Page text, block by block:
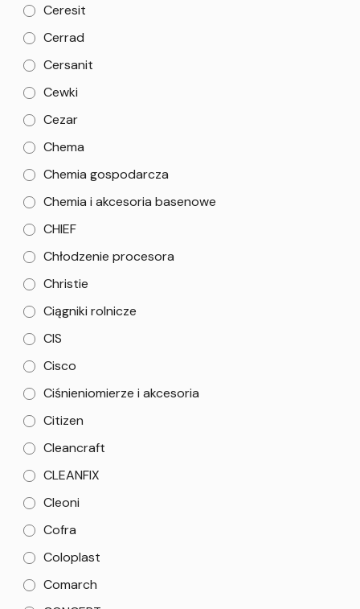
Ceresit
Cerrad
Cersanit
Cewki
Cezar
Chema
Chemia gospodarcza
Chemia i akcesoria basenowe
CHIEF
Chłodzenie procesora
Christie
Ciągniki rolnicze
CIS
Cisco
Ciśnieniomierze i akcesoria
Citizen
Cleancraft
CLEANFIX
Cleoni
Cofra
Coloplast
Comarch